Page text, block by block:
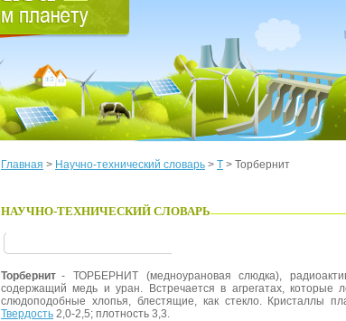
Главная > Научно-технический словарь > Т > Торбернит
НАУЧНО-ТЕХНИЧЕСКИЙ СЛОВАРЬ
Торбернит - ТОРБЕРНИТ (медноурановая слюдка),
содержащий медь и уран. Встречается в агрегатах, которые
слюдоподобные хлопья, блестящие, как стекло. Кристаллы
Твердость 2,0-2,5; плотность 3,3.